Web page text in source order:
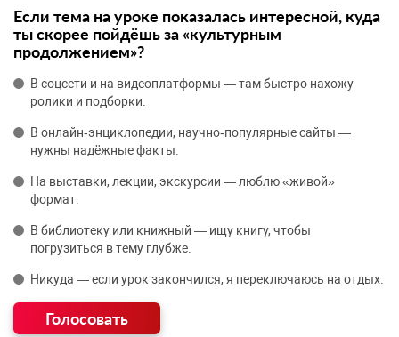
Если тема на уроке показалась интересной, куда
ты скорее пойдёшь за «культурным
продолжением»?
В соцсети и на видеоплатформы — там быстро нахожу
ролики и подборки.
В онлайн‑энциклопедии, научно‑популярные сайты —
нужны надёжные факты.
На выставки, лекции, экскурсии — люблю «живой»
формат.
В библиотеку или книжный — ищу книгу, чтобы
погрузиться в тему глубже.
Никуда — если урок закончился, я переключаюсь на отдых.